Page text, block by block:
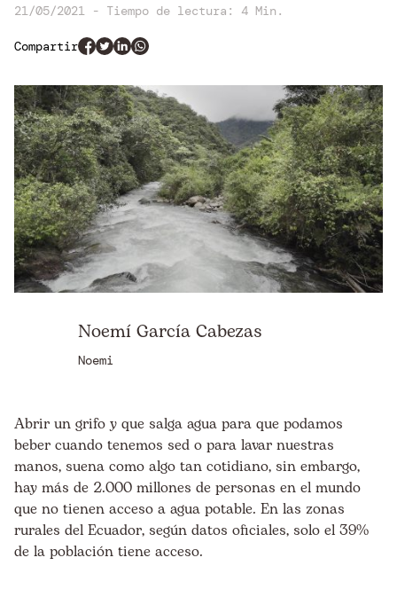
21/05/2021 - Tiempo de lectura: 4 Min.
Compartir
Noemí García Cabezas
Noemi
Abrir un grifo y que salga agua para que podamos
beber cuando tenemos sed o para lavar nuestras
manos, suena como algo tan cotidiano, sin embargo,
hay más de 2.000 millones de personas en el mundo
que no tienen acceso a agua potable. En las zonas
rurales del Ecuador, según datos oficiales, solo el 39%
de la población tiene acceso.